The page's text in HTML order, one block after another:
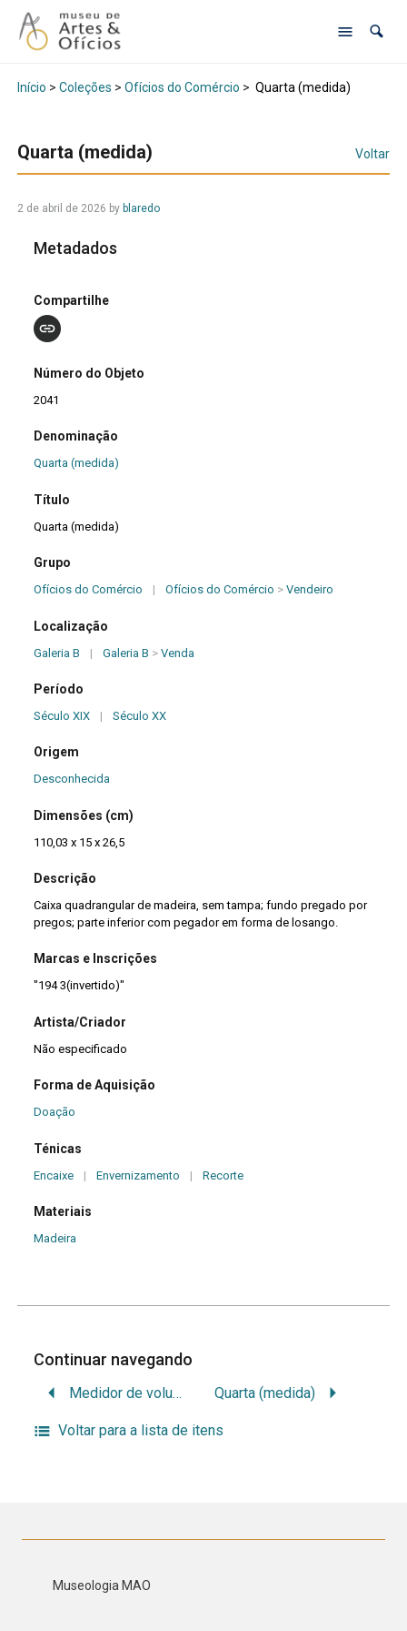
Início > Coleções > Ofícios do Comércio > Quarta (medida)
Quarta (medida) Voltar
2 de abril de 2026 by blaredo
Metadados
Compartilhe
Número do Objeto
2041
Denominação
Quarta (medida)
Título
Quarta (medida)
Grupo
Ofícios do Comércio | Ofícios do Comércio >Vendeiro
Localização
Galeria B | Galeria B >Venda
Período
Século XIX | Século XX
Origem
Desconhecida
Dimensões (cm)
110,03 x 15 x 26,5
Descrição
Caixa quadrangular de madeira, sem tampa; fundo pregado por
pregos; parte inferior com pegador em forma de losango.
Marcas e Inscrições
"194 3(invertido)"
Artista/Criador
Não especificado
Forma de Aquisição
Doação
Ténicas
Encaixe | Envernizamento | Recorte
Materiais
Madeira
Continuar navegando
Medidor de volume Quarta (medida)
Voltar para a lista de itens
Museologia MAO